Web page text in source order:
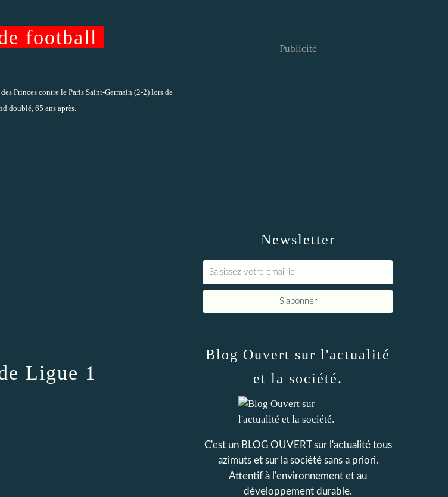
football
Princes contre le Paris Saint-Germain (2-2) lors de
doublé, 65 ans après.
Ligue 1
Newsletter
Publicité
Blog Ouvert sur l'actualité
et la société.
C'est un BLOG OUVERT sur l'actualité tous
azimuts et sur la société sans a priori.
Attentif à l'environnement et au
développement durable.